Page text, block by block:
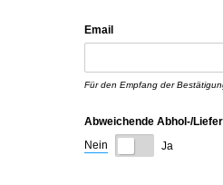
Email
Für den Empfang der
Abweichende Abhol-/​
Nein
Ja